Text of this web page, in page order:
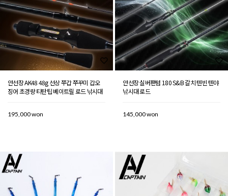
안선장 AK48 48g 선상 쭈갑 쭈꾸미 갑오
징어 초경량 티탄팁 베이트릴 로드 낚시대
195,000 won
안선장 실버팬텀 180 S&B 갈치 텐빈 텐야
낚시대 로드
145,000 won